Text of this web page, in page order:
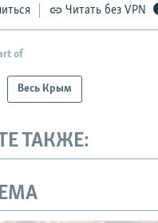
Читать без VPN
of
Весь Крым
ТАКЖЕ: